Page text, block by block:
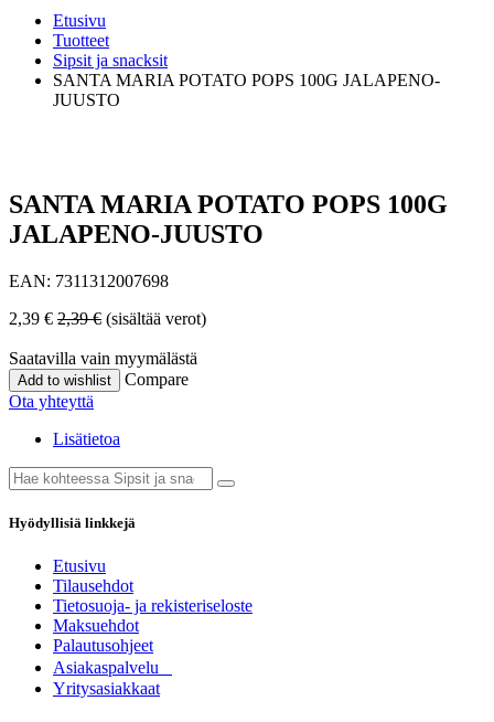
Etusivu
Tuotteet
Sipsit ja snacksit
SANTA MARIA POTATO POPS 100G JALAPENO-
JUUSTO
SANTA MARIA POTATO POPS 100G
JALAPENO-JUUSTO
EAN: 7311312007698
2,39 € 2,39€ (sisältää verot)
Saatavilla vain myymälästä
Add to wishlist
Compare
Ota yhteyttä
Lisätietoa
Hyödyllisiä linkkejä
Etusivu
Tilausehdot
Tietosuoja- ja rekisteriseloste
Maksuehdot
Palautusohjeet
Asia​k​aspalvelu
​Yritysasiakkaat